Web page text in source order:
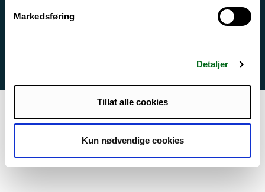
Markedsføring
Detaljer
Tillat alle cookies
Kun nødvendige cookies